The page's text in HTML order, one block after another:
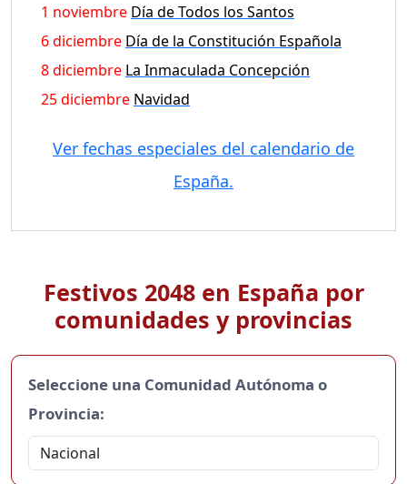
1 noviembre Día de Todos los Santos
6 diciembre Día de la Constitución Española
8 diciembre La Inmaculada Concepción
25 diciembre Navidad
Ver fechas especiales del calendario de
España.
Festivos 2048 en España por
comunidades y provincias
Seleccione una Comunidad Autónoma o
Provincia: